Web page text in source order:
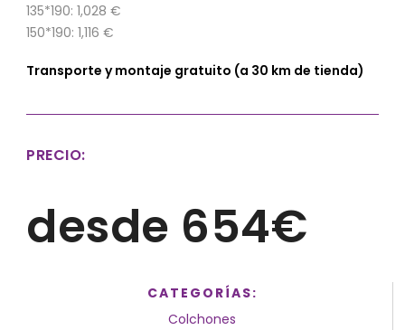
135*190: 1,028 €
150*190: 1,116 €
Transporte y montaje gratuito (a 30 km de tienda)
PRECIO:
desde 654€
CATEGORÍAS:
Colchones